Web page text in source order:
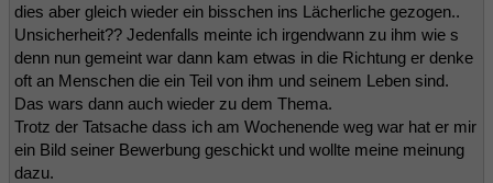
dies aber gleich wieder ein bisschen ins Lächerliche gezogen..
Unsicherheit?? Jedenfalls meinte ich irgendwann zu ihm wie s
denn nun gemeint war dann kam etwas in die Richtung er denke
oft an Menschen die ein Teil von ihm und seinem Leben sind.
Das wars dann auch wieder zu dem Thema.
Trotz der Tatsache dass ich am Wochenende weg war hat er mir
ein Bild seiner Bewerbung geschickt und wollte meine meinung
dazu.